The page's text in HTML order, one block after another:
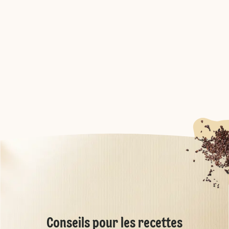
Conseils pour les recettes